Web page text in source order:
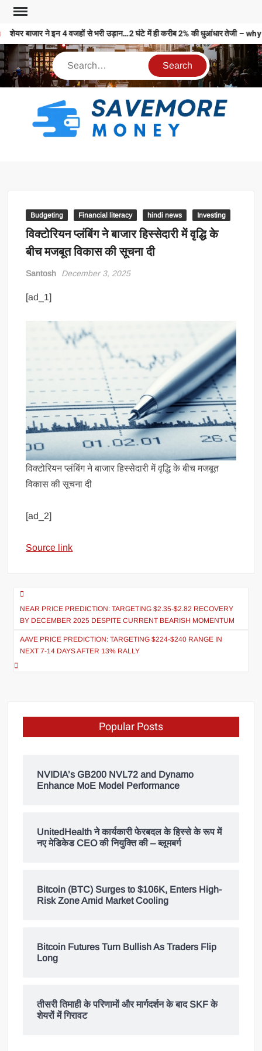
शेयर बाजार ने इन 4 वजहों से भरी उड़ान…2 घंटे में ही करीब 2% की धुआंधार
Budgeting Financial literacy hindi news Investing
विक्टोरियन प्लंबिंग ने बाजार हिस्सेदारी में वृद्धि के
बीच मजबूत विकास की सूचना दी
Santosh December 3, 2025
[ad_1]
विक्टोरियन प्लंबिंग ने बाजार हिस्सेदारी में वृद्धि के बीच मजबूत
विकास की सूचना दी
[ad_2]
Source link
NEAR PRICE PREDICTION: TARGETING $2.35-$2.82 RECOVERY
BY DECEMBER 2025 DESPITE CURRENT BEARISH MOMENTUM
AAVE PRICE PREDICTION: TARGETING $224-$240 RANGE IN
NEXT 7-14 DAYS AFTER 13% RALLY
Popular Posts
NVIDIA’s GB200 NVL72 and Dynamo
Enhance MoE Model Performance
UnitedHealth ने कार्यकारी फेरबदल के हिस्से के रूप में
नए मेडिकेड CEO की नियुक्ति की – ब्लूमबर्ग
Bitcoin (BTC) Surges to $106K, Enters High-
Risk Zone Amid Market Cooling
Bitcoin Futures Turn Bullish As Traders Flip
Long
तीसरी तिमाही के परिणामों और मार्गदर्शन के बाद SKF के
शेयरों में गिरावट